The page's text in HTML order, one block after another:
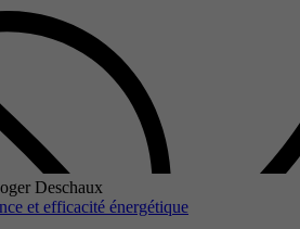
Deschaux
et efficacité énergétique